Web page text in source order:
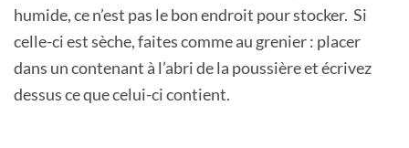
humide, ce n’est pas le bon endroit pour stocker. Si
celle-ci est sèche, faites comme au grenier : placer
dans un contenant à l’abri de la poussière et écrivez
dessus ce que celui-ci contient.